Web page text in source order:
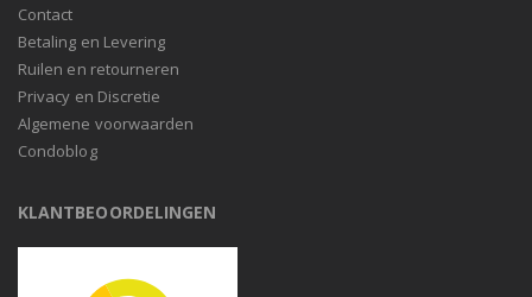
Contact
Betaling en Levering
Ruilen en retourneren
Privacy en Discretie
Algemene voorwaarden
Condoblog
KLANTBEOORDELINGEN